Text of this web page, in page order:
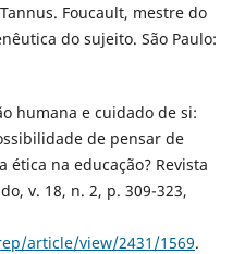
Foucault, mestre do
do sujeito. São Paulo:
humana e cuidado de si:
de pensar de
na educação? Revista
v. 18, n. 2, p. 309-323,
article/view/2431/1569.